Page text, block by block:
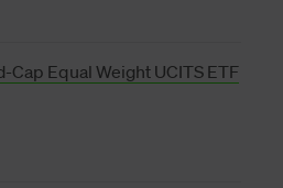
Cap Equal Weight UCITS ETF